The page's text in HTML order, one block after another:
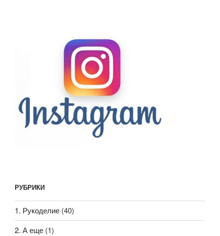
РУБРИКИ
1. Рукоделие (40)
2. А еще (1)